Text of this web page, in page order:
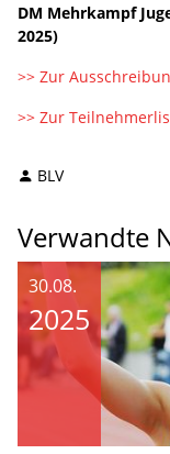
DM Mehrkampf
2025)
>> Zur
>> Zur
BLV
Verwandte
30.08.
2025